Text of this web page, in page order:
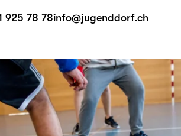
925 78 78info@jugenddorf.ch